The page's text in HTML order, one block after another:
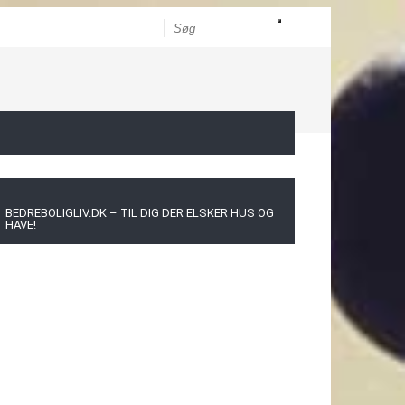
BEDREBOLIGLIV.DK – TIL DIG DER ELSKER HUS OG
HAVE!